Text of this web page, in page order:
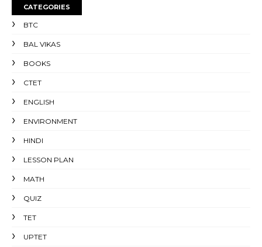
CATEGORIES
BTC
BAL VIKAS
BOOKS
CTET
ENGLISH
ENVIRONMENT
HINDI
LESSON PLAN
MATH
QUIZ
TET
UPTET